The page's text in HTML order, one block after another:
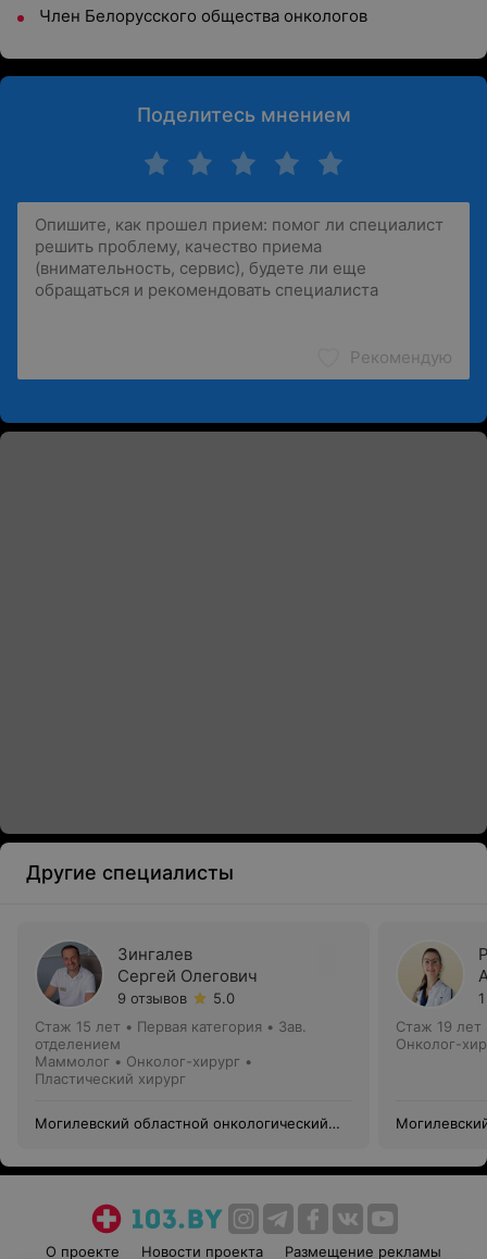
Член Белорусского общества онкологов
Поделитесь мнением
Рекомендую
Другие специалисты
Зингалев
Сергей Олегович
9 отзывов
5.0
Стаж 15 лет • Первая категория • Зав.
отделением
Маммолог • Онколог-хирург •
Пластический хирург
Могилевский областной онкологический
Стаж 19 лет
Онколог-
О проекте Новости проекта Размещение рекламы